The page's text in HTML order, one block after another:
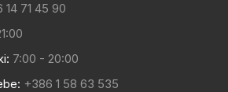
14 71 45 90
7:00 - 20:00
+386 1 58 63 535